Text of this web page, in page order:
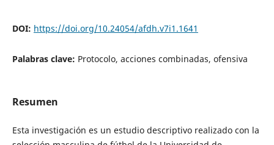
DOI: https://doi.org/10.24054/afdh.v7i1.1641
Palabras clave: Protocolo, acciones combinadas, ofensiva
Resumen
Esta investigación es un estudio descriptivo realizado con la